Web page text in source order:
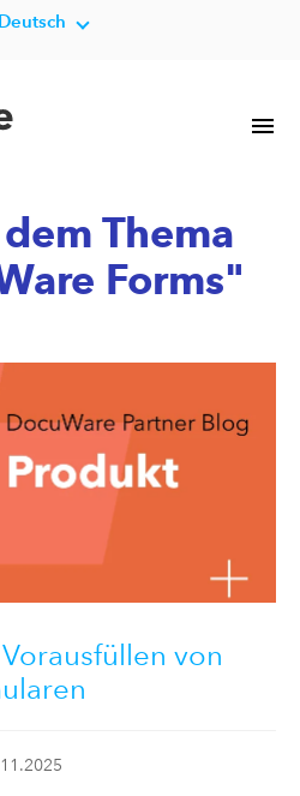
Deutsch
Thema
Forms"
von